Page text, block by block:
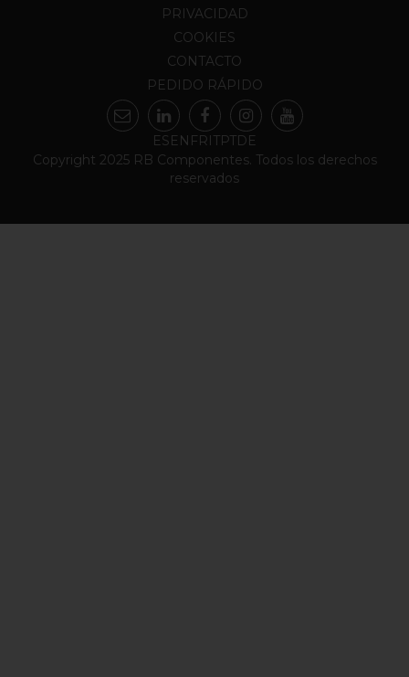
PRIVACIDAD
COOKIES
CONTACTO
PEDIDO RÁPIDO
ESEN FRITPTDE
Copyright 2025 RB Componentes. Todos los derechos
reservados